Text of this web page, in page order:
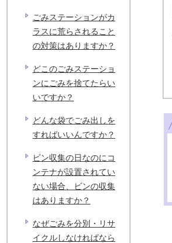
ごみステーションがカ
ラスに荒らされること
の対策はありますか？
どこのごみステーショ
ンにごみを捨てたらい
いですか？
どんな袋でごみ出しを
すればいいんですか？
ビン収集の日なのにコ
ンテナが設置されてい
ない場合、ビンの収集
はありますか？
なぜごみを分別・リサ
イクルしなければなら